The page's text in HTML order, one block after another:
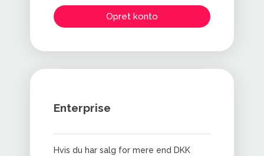
Opret konto
Enterprise
Hvis du har salg for mere end DKK